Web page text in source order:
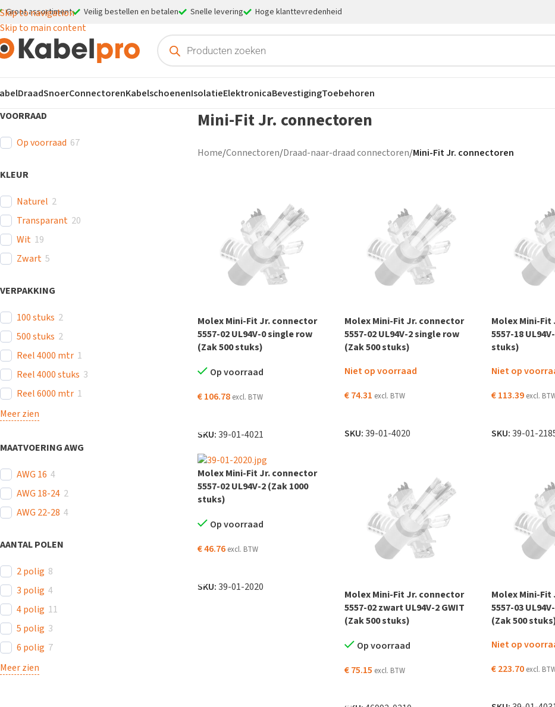
Skip to navigation
Skip to main content
Groot assortiment Veilig bestellen en betalen Snelle levering Hoge klanttevredenheid
DraadSnoerConnectorenKabelschoenenIsolatieElektronicaBevestigingToebehoren
VOORRAAD
Op voorraad 67
KLEUR
Naturel 2
Transparant 20
Wit 19
Zwart 5
VERPAKKING
100 stuks 2
500 stuks 2
Reel 4000 mtr 1
Reel 4000 stuks 3
Reel 6000 mtr 1
Meer zien
MAATVOERING AWG
AWG 16 4
AWG 18-24 2
AWG 22-28 4
AANTAL POLEN
2 polig 8
3 polig 4
4 polig 11
5 polig 3
6 polig 7
Meer zien
Mini-Fit Jr. connectoren
Home/Connectoren/Draad-naar-draad connectoren/Mini-Fit Jr. connectoren
Molex Mini-Fit Jr. connector
5557-02 UL94V-0 single row
(Zak 500 stuks)
Op voorraad
€106.78 excl. BTW
SKU:39-01-4021
Molex Mini-Fit Jr. connector
5557-02 UL94V-2 single row
(Zak 500 stuks)
Niet op voorraad
€74.31 excl. BTW
SKU:39-01-4020
Molex Mini-
5557-18
stuks)
Niet op
€113.39 excl.
SKU:39-01-
Molex Mini-Fit Jr. connector
5557-02 UL94V-2 (Zak 1000
stuks)
Op voorraad
€46.76 excl. BTW
SKU:39-01-2020
Molex Mini-Fit Jr. connector
5557-02 zwart UL94V-2 GWIT
(Zak 500 stuks)
Op voorraad
€75.15 excl. BTW
Molex Mini-
5557-03
(Zak 500
Niet op
€223.70 excl.